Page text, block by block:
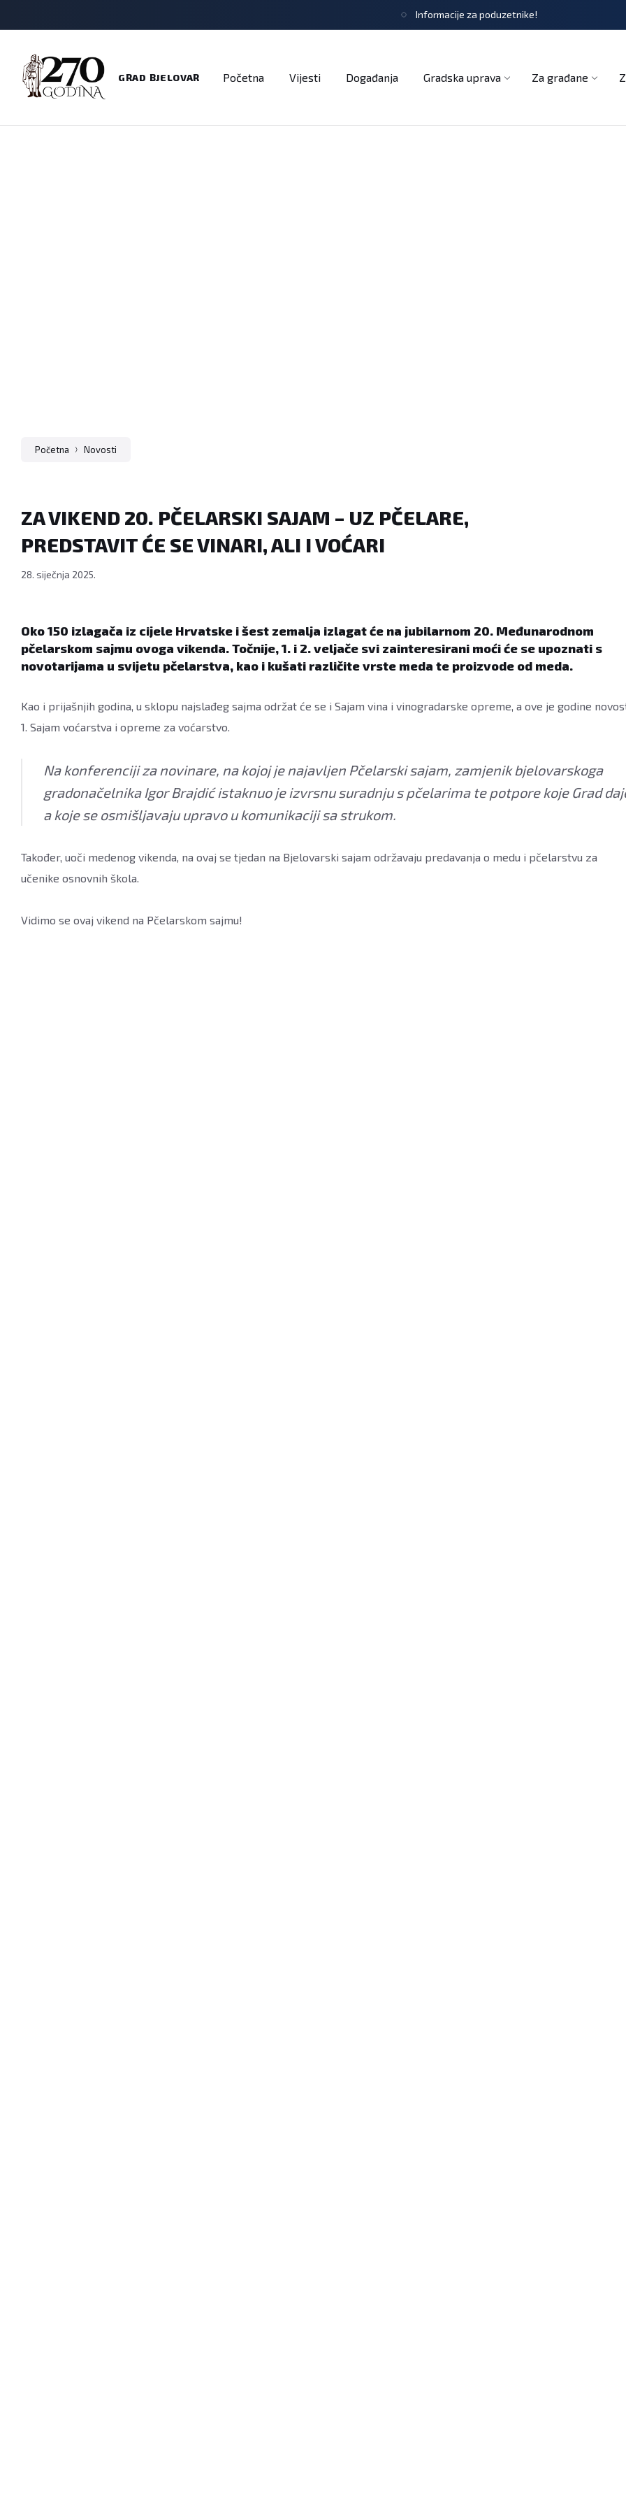
Informacije za poduzetnike!
GRAD BJELOVAR Početna Vijesti Događanja Gradska uprava Za građane
Početna Novosti
ZA VIKEND 20. PČELARSKI SAJAM – UZ PČELARE,
PREDSTAVIT ĆE SE VINARI, ALI I VOĆARI
28. siječnja 2025.
Oko 150 izlagača iz cijele Hrvatske i šest zemalja izlagat će na jubilarnom 20. Međunarodnom
pčelarskom sajmu ovoga vikenda. Točnije, 1. i 2. veljače svi zainteresirani moći će se upoznati s
novotarijama u svijetu pčelarstva, kao i kušati različite vrste meda te proizvode od meda.
Kao i prijašnjih godina, u sklopu najslađeg sajma održat će se i Sajam vina i vinogradarske opreme, a ove je godine
1. Sajam voćarstva i opreme za voćarstvo.
Na konferenciji za novinare, na kojoj je najavljen Pčelarski sajam, zamjenik bjelovarskoga
gradonačelnika Igor Brajdić istaknuo je izvrsnu suradnju s pčelarima te potpore koje Grad
a koje se osmišljavaju upravo u komunikaciji sa strukom.
Također, uoči medenog vikenda, na ovaj se tjedan na Bjelovarski sajam održavaju predavanja o medu i pčelarstvu za
učenike osnovnih škola.
Vidimo se ovaj vikend na Pčelarskom sajmu!